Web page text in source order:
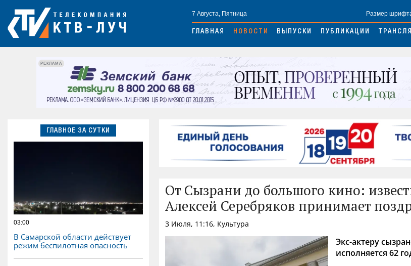
7 Августа, Пятница Размер
ГЛАВНАЯ НОВОСТИ ВЫПУСКИ ПУБЛИКАЦИИ
РЕКЛАМА
ГЛАВНОЕ ЗА СУТКИ
03:00
В Самарской области действует
режим беспилотная опасность
От Сызрани до большого кино:
Алексей Серебряков принимает
3 Июля, 11:16, Культура
Экс-актеру
исполняется 62